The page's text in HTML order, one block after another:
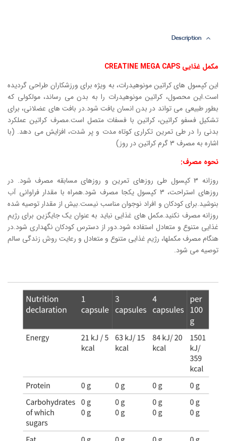
Description
مکمل غذایی CREATINE MEGA CAPS
این کپسول های کراتین مونوهیدرات، به ویژه برای ورزشکاران طراحی گردیده
است.این محصول، کراتین مونوهیدرات را به بدن می رساند، مولکولی که
بطور طبیعی می تواند در بدن انسان یافت شود.در بافت های عضلانی، برای
تشکیل فسفو کراتین، کراتین با فسفات متصل است.مصرف کراتین عملکرد
بدنی را در طی تمرین تکراری کوتاه مدت و پر شدت، افزایش می دهد. (با
اشاره به مصرف 3 گرم کراتین در روز)
نحوه مصرف:
روزانه 3 کپسول طی روزهای تمرین و روزهای مسابقه مصرف شود. در
روزهای استراحت، 3 کپسول یکجا مصرف شود.همراه با مقدار فراوانی آب
بنوشید.برای کودکان و افراد نوجوان مناسب نیست.بیش از مقدار توصیه شده
روزانه مصرف نکنید.مکمل های غذایی نباید به عنوان یک جایگزین برای رژیم
غذایی متنوع و متعادل استفاده شود.دور از دسترس کودکان نگهداری شود.در
هنگام مصرف مکملها، رژیم غذایی متنوع و متعادل و رعایت روش زندگی سالم
توصیه می شود.